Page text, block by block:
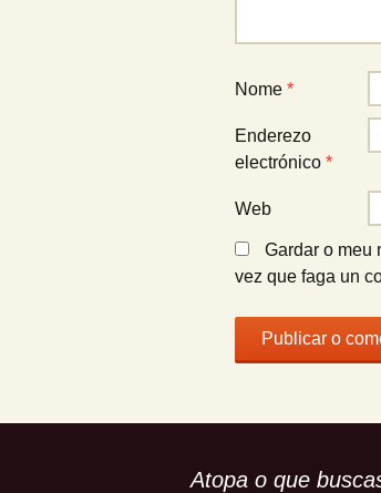
Nome *
Enderezo
electrónico *
Web
Gardar o meu
vez que faga un
Atopa o que